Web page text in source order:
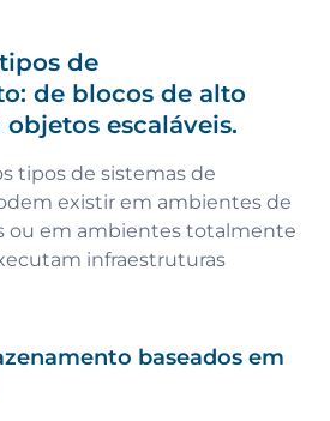
de
de blocos de alto
escaláveis.
tipos de sistemas de
existir em ambientes de
ou em ambientes totalmente
infraestruturas
baseados em